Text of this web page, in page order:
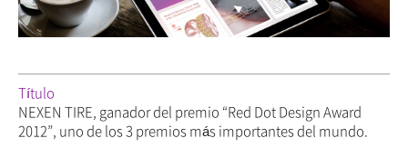
Título
NEXEN TIRE, ganador del premio “Red Dot Design Award
2012”, uno de los 3 premios más importantes del mundo.